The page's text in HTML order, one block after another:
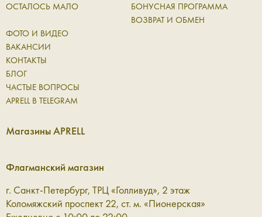
ОСТАЛОСЬ МАЛО
БОНУСНАЯ ПРОГРАММА
ВОЗВРАТ И ОБМЕН
ФОТО И ВИДЕО
ВАКАНСИИ
КОНТАКТЫ
БЛОГ
ЧАСТЫЕ ВОПРОСЫ
APRELL В TELEGRAM
Магазины APRELL
Флагманский магазин
г. Санкт-Петербург, ТРЦ «Голливуд», 2 этаж
Коломяжский проспект 22, ст. м. «Пионерская»